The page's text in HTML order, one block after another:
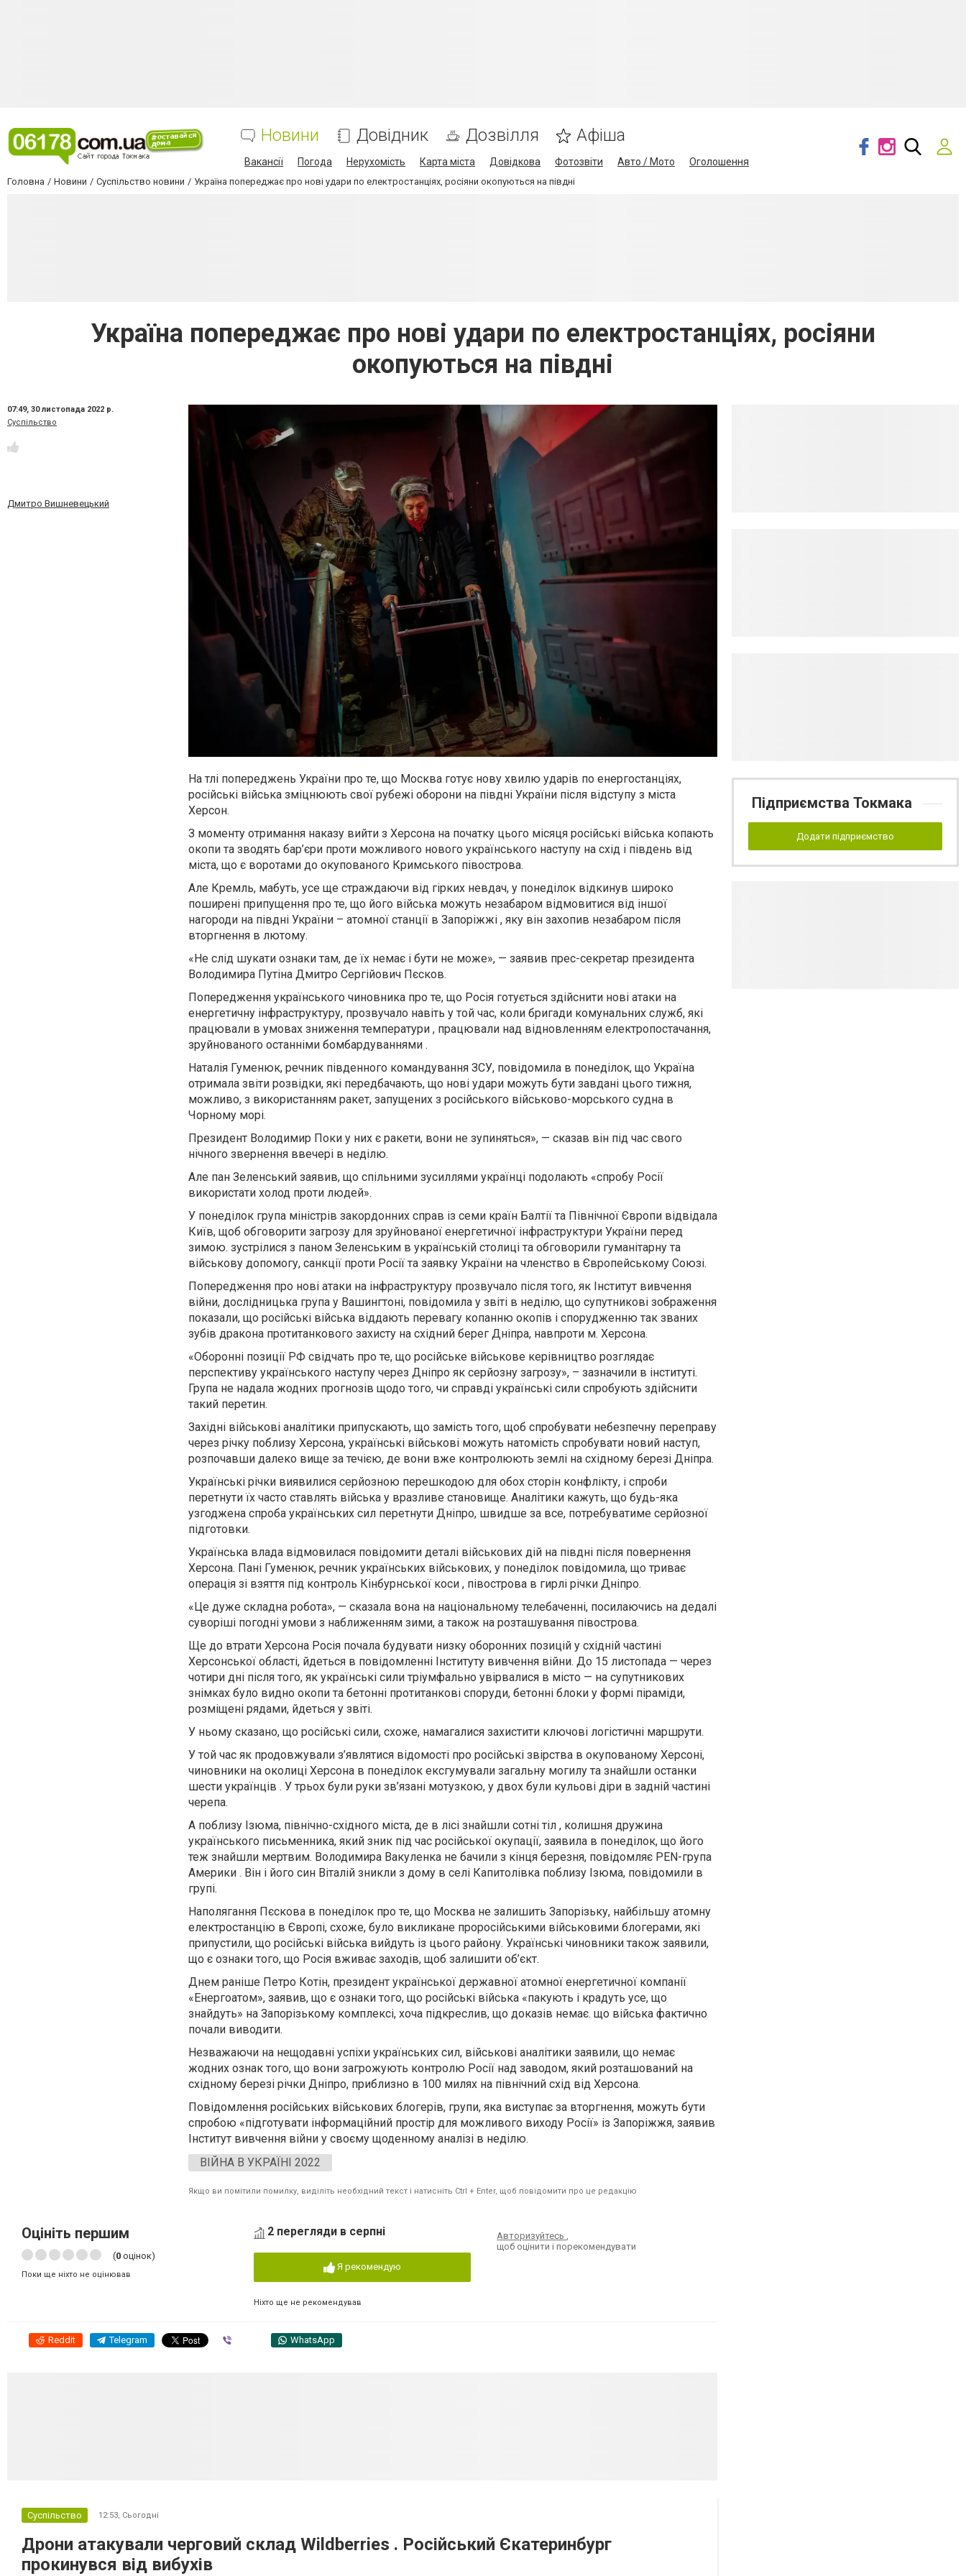
Новини Довідник Дозвілля Афіша
Вакансії Погода Нерухомість Карта міста Довідкова Фотозвіти Авто / Мото Оголошення
Головна Новини Суспільство новини Україна попереджає про нові удари по електростанціях, росіяни окопуються на півдні
Україна попереджає про нові удари по електростанціях, росіяни
окопуються на півдні
07:49, 30 листопада 2022 р.
Суспільство
Дмитро Вишневецький
На тлі попереджень України про те, що Москва готує нову хвилю ударів по енергостанціях,
російські війська зміцнюють свої рубежі оборони на півдні України після відступу з міста
Херсон.
З моменту отримання наказу вийти з Херсона на початку цього місяця російські війська копають
окопи та зводять бар’єри проти можливого нового українського наступу на схід і південь від
міста, що є воротами до окупованого Кримського півострова.
Але Кремль, мабуть, усе ще страждаючи від гірких невдач, у понеділок відкинув широко
поширені припущення про те, що його війська можуть незабаром відмовитися від іншої
нагороди на півдні України – атомної станції в Запоріжжі , яку він захопив незабаром після
вторгнення в лютому.
«Не слід шукати ознаки там, де їх немає і бути не може», — заявив прес-секретар президента
Володимира Путіна Дмитро Сергійович Пєсков.
Попередження українського чиновника про те, що Росія готується здійснити нові атаки на
енергетичну інфраструктуру, прозвучало навіть у той час, коли бригади комунальних служб, які
працювали в умовах зниження температури , працювали над відновленням електропостачання,
зруйнованого останніми бомбардуваннями .
Наталія Гуменюк, речник південного командування ЗСУ, повідомила в понеділок, що Україна
отримала звіти розвідки, які передбачають, що нові удари можуть бути завдані цього тижня,
можливо, з використанням ракет, запущених з російського військово-морського судна в
Чорному морі.
Президент Володимир Поки у них є ракети, вони не зупиняться», — сказав він під час свого
нічного звернення ввечері в неділю.
Але пан Зеленський заявив, що спільними зусиллями українці подолають «спробу Росії
використати холод проти людей».
У понеділок група міністрів закордонних справ із семи країн Балтії та Північної Європи відвідала
Київ, щоб обговорити загрозу для зруйнованої енергетичної інфраструктури України перед
зимою. зустрілися з паном Зеленським в українській столиці та обговорили гуманітарну та
військову допомогу, санкції проти Росії та заявку України на членство в Європейському Союзі.
Попередження про нові атаки на інфраструктуру прозвучало після того, як Інститут вивчення
війни, дослідницька група у Вашингтоні, повідомила у звіті в неділю, що супутникові зображення
показали, що російські війська віддають перевагу копанню окопів і спорудженню так званих
зубів дракона протитанкового захисту на східний берег Дніпра, навпроти м. Херсона.
«Оборонні позиції РФ свідчать про те, що російське військове керівництво розглядає
перспективу українського наступу через Дніпро як серйозну загрозу», – зазначили в інституті.
Група не надала жодних прогнозів щодо того, чи справді українські сили спробують здійснити
такий перетин.
Західні військові аналітики припускають, що замість того, щоб спробувати небезпечну переправу
через річку поблизу Херсона, українські військові можуть натомість спробувати новий наступ,
розпочавши далеко вище за течією, де вони вже контролюють землі на східному березі Дніпра.
Українські річки виявилися серйозною перешкодою для обох сторін конфлікту, і спроби
перетнути їх часто ставлять війська у вразливе становище. Аналітики кажуть, що будь-яка
узгоджена спроба українських сил перетнути Дніпро, швидше за все, потребуватиме серйозної
підготовки.
Українська влада відмовилася повідомити деталі військових дій на півдні після повернення
Херсона. Пані Гуменюк, речник українських військових, у понеділок повідомила, що триває
операція зі взяття під контроль Кінбурнської коси , півострова в гирлі річки Дніпро.
«Це дуже складна робота», — сказала вона на національному телебаченні, посилаючись на дедалі
суворіші погодні умови з наближенням зими, а також на розташування півострова.
Ще до втрати Херсона Росія почала будувати низку оборонних позицій у східній частині
Херсонської області, йдеться в повідомленні Інституту вивчення війни. До 15 листопада — через
чотири дні після того, як українські сили тріумфально увірвалися в місто — на супутникових
знімках було видно окопи та бетонні протитанкові споруди, бетонні блоки у формі піраміди,
розміщені рядами, йдеться у звіті.
У ньому сказано, що російські сили, схоже, намагалися захистити ключові логістичні маршрути.
У той час як продовжували з’являтися відомості про російські звірства в окупованому Херсоні,
чиновники на околиці Херсона в понеділок ексгумували загальну могилу та знайшли останки
шести українців . У трьох були руки зв’язані мотузкою, у двох були кульові діри в задній частині
черепа.
А поблизу Ізюма, північно-східного міста, де в лісі знайшли сотні тіл , колишня дружина
українського письменника, який зник під час російської окупації, заявила в понеділок, що його
теж знайшли мертвим. Володимира Вакуленка не бачили з кінця березня, повідомляє PEN-група
Америки . Він і його син Віталій зникли з дому в селі Капитолівка поблизу Ізюма, повідомили в
групі.
Наполягання Пєскова в понеділок про те, що Москва не залишить Запорізьку, найбільшу атомну
електростанцію в Європі, схоже, було викликане проросійськими військовими блогерами, які
припустили, що російські війська вийдуть із цього району. Українські чиновники також заявили,
що є ознаки того, що Росія вживає заходів, щоб залишити об’єкт.
Днем раніше Петро Котін, президент української державної атомної енергетичної компанії
«Енергоатом», заявив, що є ознаки того, що російські війська «пакують і крадуть усе, що
знайдуть» на Запорізькому комплексі, хоча підкреслив, що доказів немає. що війська фактично
почали виводити.
Незважаючи на нещодавні успіхи українських сил, військові аналітики заявили, що немає
жодних ознак того, що вони загрожують контролю Росії над заводом, який розташований на
східному березі річки Дніпро, приблизно в 100 милях на північний схід від Херсона.
Повідомлення російських військових блогерів, групи, яка виступає за вторгнення, можуть бути
спробою «підготувати інформаційний простір для можливого виходу Росії» із Запоріжжя, заявив
Інститут вивчення війни у ​​своєму щоденному аналізі в неділю.
ВІЙНА В УКРАЇНІ 2022
Якщо ви помітили помилку, виділіть необхідний текст і натисніть Ctrl + Enter, щоб повідомити про це редакцію
Оцініть першим
(0 оцінок)
Поки ще ніхто не оцінював
2 перегляди в серпні
Я рекомендую
Ніхто ще не рекомендував
Авторизуйтесь,
щоб оцінити і порекомендувати
Reddit Telegram WhatsApp
Суспільство 12:53, Сьогодні
Дрони атакували черговий склад Wildberries . Російський Єкатеринбург
прокинувся від вибухів
Підприємства Токмака
Додати підприємство